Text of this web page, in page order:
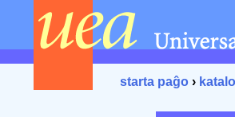
starta paĝo ›